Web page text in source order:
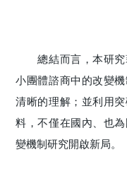
總結而言，本研究
小團體諮商中的改變
清晰的理解；並利用
料，不僅在國內、也
變機制研究開啟新局。